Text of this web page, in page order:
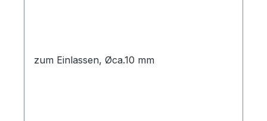
zum Einlassen, Øca.10 mm